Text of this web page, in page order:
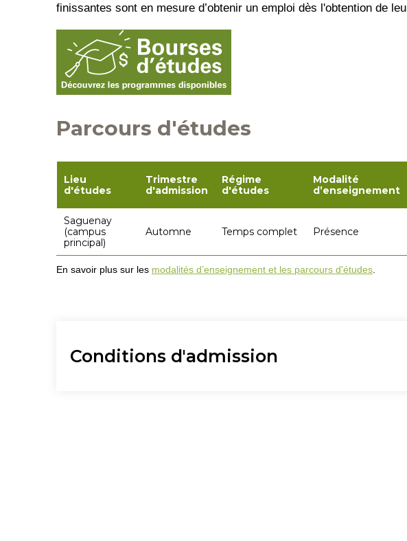
finissantes sont en mesure d’obtenir un emploi dès l'obtention de
Parcours d'études
Lieu
d'études
Trimestre
d'admission
Régime
d'études
Modalité
d’enseignement
Saguenay
(campus
principal)
Automne Temps complet Présence
En savoir plus sur les modalités d’enseignement et les parcours d'études
Conditions d'admission